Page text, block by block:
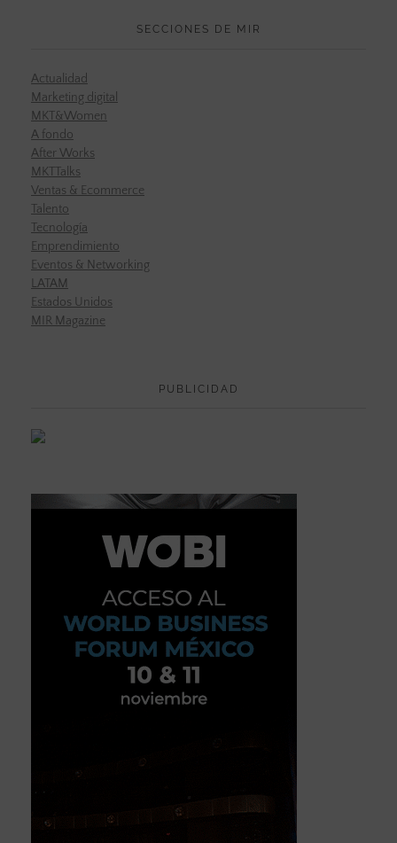
SECCIONES DE MIR
Actualidad
Marketing digital
MKT&Women
A fondo
After Works
MKTTalks
Ventas & Ecommerce
Talento
Tecnología
Emprendimiento
Eventos & Networking
LATAM
Estados Unidos
MIR Magazine
PUBLICIDAD